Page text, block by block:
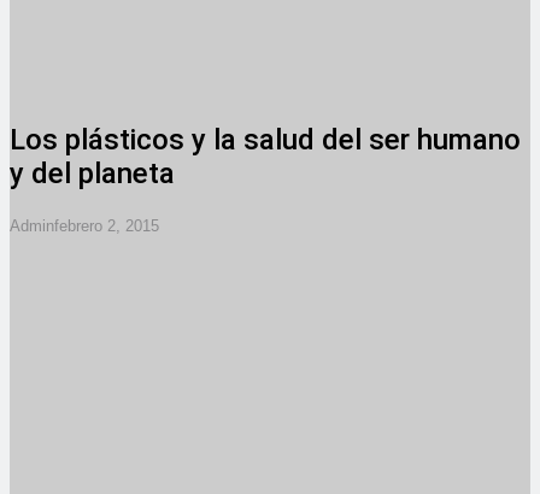
Los plásticos y la salud del ser humano
y del planeta
AdminFebrero 2, 2015